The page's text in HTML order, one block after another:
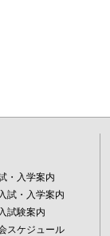
・入学案内
試・入学案内
試験案内
スケジュール